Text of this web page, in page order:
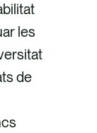
les
de